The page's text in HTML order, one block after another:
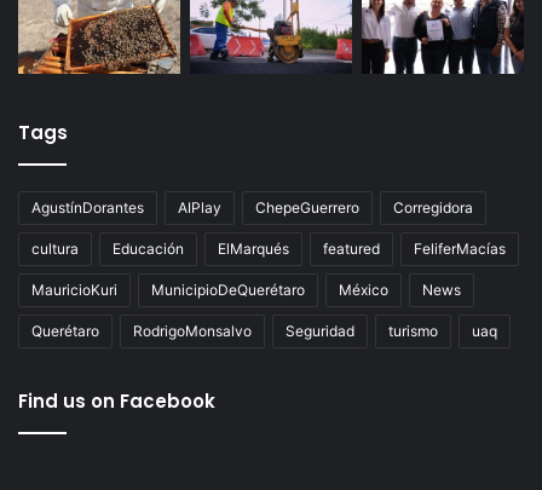
Tags
AgustínDorantes AIPlay ChepeGuerrero Corregidora
cultura Educación ElMarqués featured FeliferMacías
MauricioKuri MunicipioDeQuerétaro México News
Querétaro RodrigoMonsalvo Seguridad turismo uaq
Find us on Facebook